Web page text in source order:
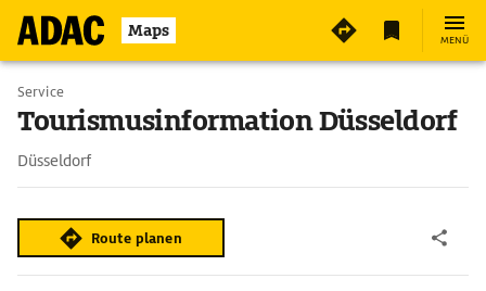
Maps MENÜ
Service
Tourismusinformation Düsseldorf
Düsseldorf
Route planen